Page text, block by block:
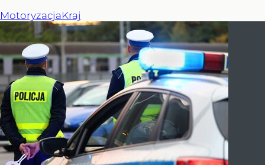
MotoryzacjaKraj